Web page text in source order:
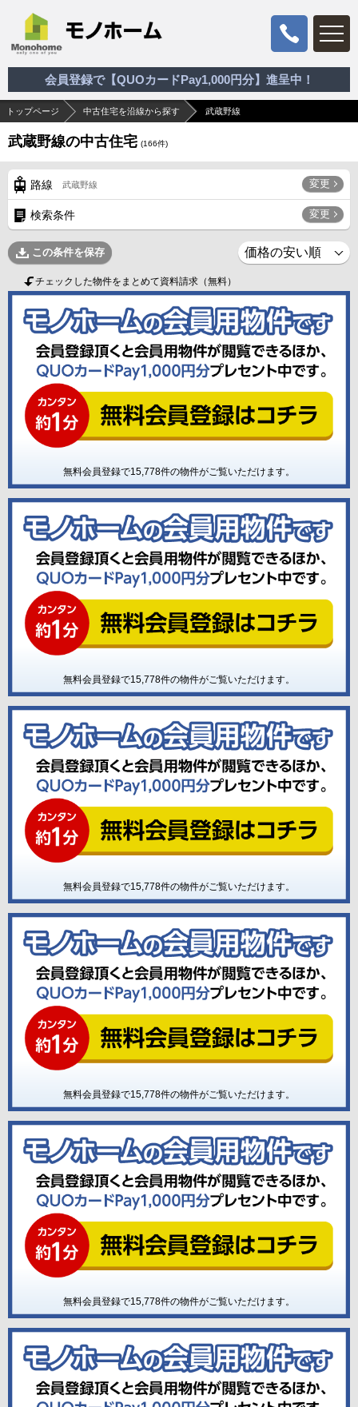
会員登録で【QUOカードPay1,000円分】進呈中！
トップページ 中古住宅を沿線から探す 武蔵野線
武蔵野線の中古住宅 (166件)
路線 武蔵野線 変更
検索条件 変更
この条件を保存
チェックした物件をまとめて資料請求（無料）
無料会員登録で15,778件の物件がご覧いただけます。
無料会員登録で15,778件の物件がご覧いただけます。
無料会員登録で15,778件の物件がご覧いただけます。
無料会員登録で15,778件の物件がご覧いただけます。
無料会員登録で15,778件の物件がご覧いただけます。